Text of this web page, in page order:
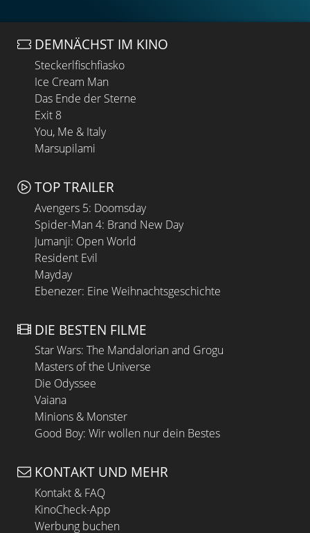
DEMNÄCHST IM KINO
Steckerlfischfiasko
Ice Cream Man
Das Ende der Sterne
Exit 8
You, Me & Italy
Marsupilami
TOP TRAILER
Avengers 5: Doomsday
Spider-Man 4: Brand New Day
Jumanji: Open World
Resident Evil
Mayday
Ebenezer: Eine Weihnachtsgeschichte
DIE BESTEN FILME
Star Wars: The Mandalorian and Grogu
Masters of the Universe
Die Odyssee
Vaiana
Minions & Monster
Good Boy: Wir wollen nur dein Bestes
KONTAKT UND MEHR
Kontakt & FAQ
KinoCheck-App
Werbung buchen